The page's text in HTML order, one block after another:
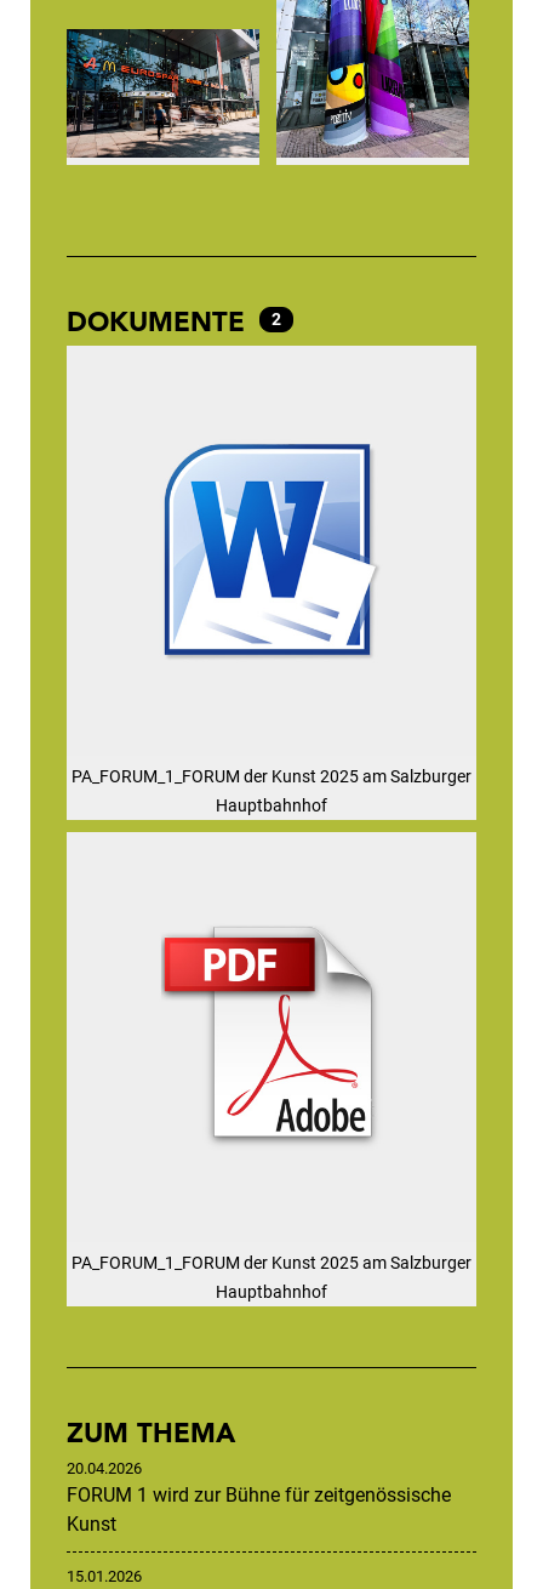
DOKUMENTE 2
PA_FORUM_1_FORUM der Kunst 2025 am Salzburger
Hauptbahnhof
PA_FORUM_1_FORUM der Kunst 2025 am Salzburger
Hauptbahnhof
ZUM THEMA
20.04.2026
FORUM 1 wird zur Bühne für zeitgenössische
Kunst
15.01.2026